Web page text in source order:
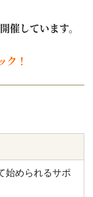
しています。
ク！
始められるサポ